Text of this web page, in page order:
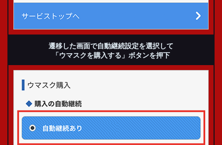
遷移した画面で自動継続設定を選択して
「ウマスクを購入する」 ボタンを押下